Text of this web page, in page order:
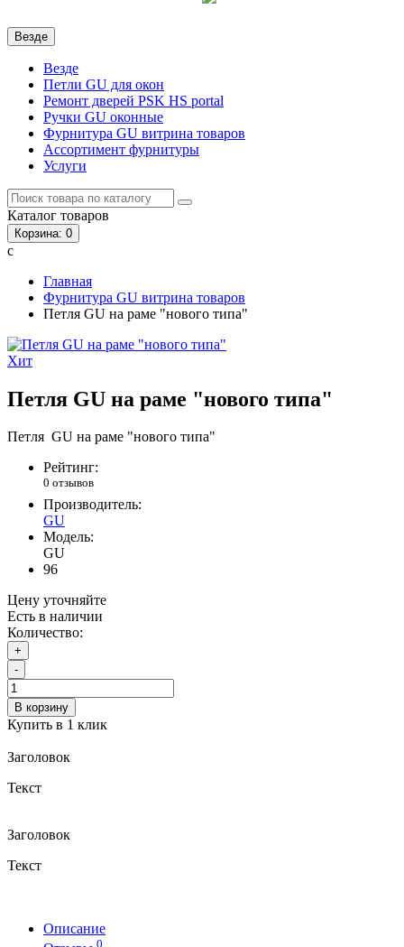
Везде
Везде
Петли GU для окон
Ремонт дверей PSK HS portal
Ручки GU оконные
Фурнитура GU витрина товаров
Ассортимент фурнитуры
Услуги
Каталог товаров
Корзина: 0
с
Главная
Фурнитура GU витрина товаров
Петля GU на раме "нового типа"
Хит
Петля GU на раме "нового типа"
Петля GU на раме "нового типа"
Рейтинг:
0 отзывов
Производитель:
GU
Модель:
GU
96
Цену уточняйте
Есть в наличии
Количество:
+
-
В корзину
Купить в 1 клик
Заголовок
Текст
Заголовок
Текст
Описание
0